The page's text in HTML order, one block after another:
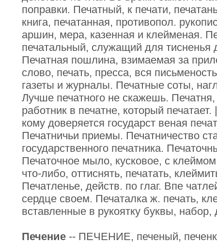
поправки. Печатный, к печати,
книга, печатанная, противопол.
аршин, мера, казенная и клейменая.
печатальный, служащий для тисненья
Печатная пошлина, взимаемая за
слово, печать, пресса, вся
газеты и журналы. Печатные соты,
Лучше печатного не скажешь.
работник в печатне, который
кому доверяется государст веная
Печатничьи приемы. Печатничество
государственного печатника.
Печаточное мыло, кусковое, с
что-либо, оттиснять, печатать,
Печатленье, действ. по глаг. Впе
сердце своем. Печаталка ж. печать,
вставленные в рукоятку буквы, набор,
Печение -- ПЕЧЕНИЕ, печеный,